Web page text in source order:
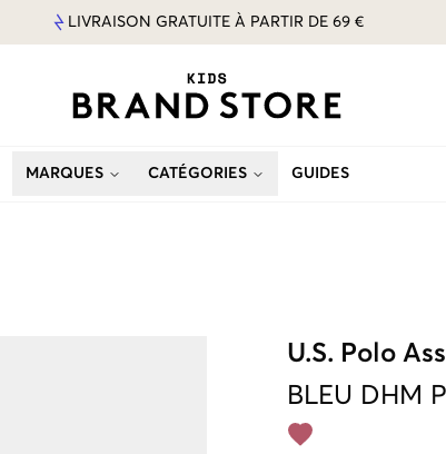
LIVRAISON GRATUITE À PARTIR DE 69 €
MARQUES CATÉGORIES GUIDES
U.S. Polo
BLEU DHM